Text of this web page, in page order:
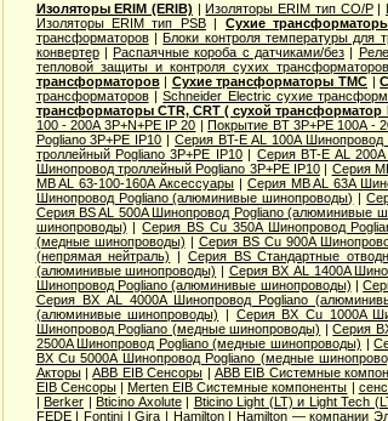
Изоляторы ERIM (ERIB) |Изоляторы ERIM тип CO/P|
Изоляторы ERIM тип PSB| Сухие
трансформаторов|Блоки контроля температуры для
конвертер|Распаячные короба с датчиками/без|
тепловой защиты и контроля сухих
трансформаторов| Сухие трансформаторы TMC |
трансформаторов|Schneider Electric cухие
трансформаторы CTR, CRT ( сухой трансформатор
100 - 200A 3P+N+PE IP 20 |Покрытие BT 3P+PE 100A -
Pogliano 3P+PE IP10 |Серия BT-E AL 100A Шинопровод
троллейный Pogliano 3P+PE IP10| Серия BT-E AL
Шинопровод троллейный Pogliano 3P+PE IP10| Серия
MB AL 63-100-160A Аксессуары | Серия MB AL 63A
Шинопровод Pogliano (алюминивые шинопроводы) |
Серия ВS AL 500A Шинопровод Pogliano (алюминивые
шинопроводы) |Серия ВS Cu 350A Шинопровод
(медные шинопроводы) | Серия ВS Cu 900A
(непрямая нейтраль)
| Серия ВS Стандартные
(алюминивые шинопроводы) | Серия ВХ AL 1400A
Шинопровод Pogliano (алюминивые шинопроводы) |
Серия ВХ AL 4000A Шинопровод Pogliano
(алюминивые шинопроводы)
| Серия ВХ Cu 1000A
Шинопровод Pogliano (медные шинопроводы) |Серия
2500A Шинопровод Pogliano (медные шинопроводы) |
ВХ Cu 5000A Шинопровод Pogliano (медные
Акторы|ABB EIB Сенсоры | ABB EIB Системные
EIB Сенсоры| Merten EIB Системные компоненты |
|Berker |Bticino Axolute| Bticino Light (LT) и Light Tech
FEDE| Fontini|Gira | Hamilton| Hamilton — компании